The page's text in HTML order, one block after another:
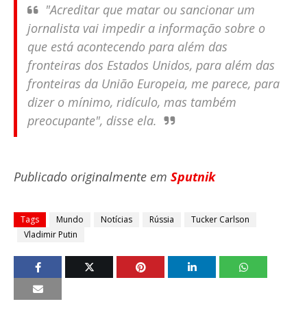
"Acreditar que matar ou sancionar um
jornalista vai impedir a informação sobre o
que está acontecendo para além das
fronteiras dos Estados Unidos, para além das
fronteiras da União Europeia, me parece, para
dizer o mínimo, ridículo, mas também
preocupante", disse ela.
Publicado originalmente em Sputnik
Tags Mundo Notícias Rússia
Tucker Carlson
Vladimir Putin